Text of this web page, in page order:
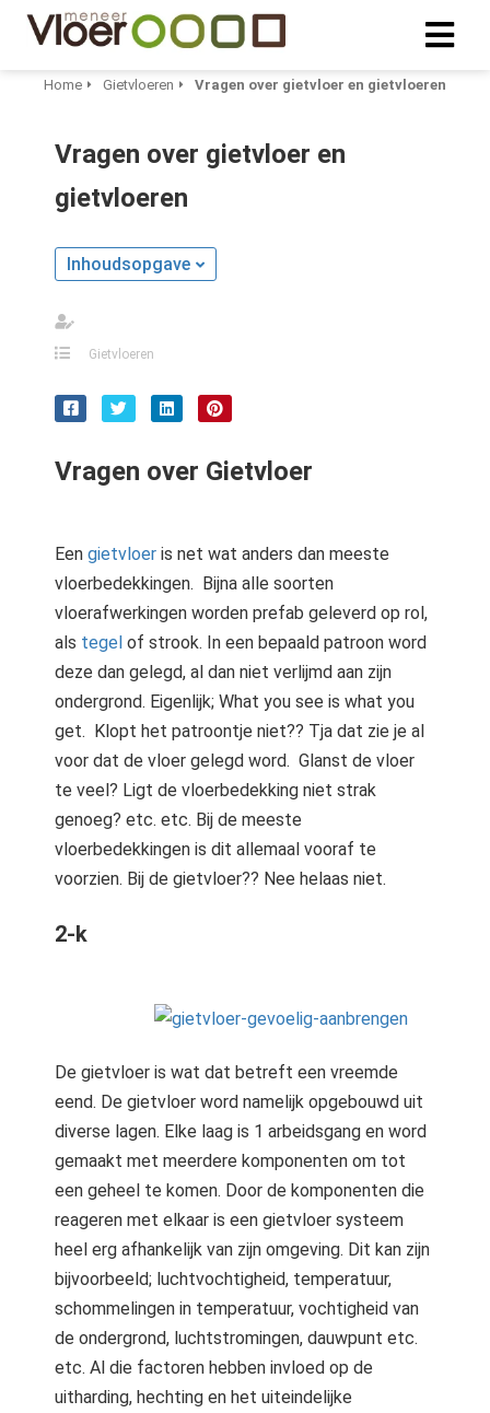
Home Gietvloeren Vragen over gietvloer en gietvloeren
Vragen over gietvloer en
gietvloeren
Inhoudsopgave
Gietvloeren
Vragen over Gietvloer
Een gietvloer is net wat anders dan meeste
vloerbedekkingen. Bijna alle soorten
vloerafwerkingen worden prefab geleverd op rol,
als tegel of strook. In een bepaald patroon word
deze dan gelegd, al dan niet verlijmd aan zijn
ondergrond. Eigenlijk; What you see is what you
get. Klopt het patroontje niet?? Tja dat zie je al
voor dat de vloer gelegd word. Glanst de vloer
te veel? Ligt de vloerbedekking niet strak
genoeg? etc. etc. Bij de meeste
vloerbedekkingen is dit allemaal vooraf te
voorzien. Bij de gietvloer?? Nee helaas niet.
2-k
De gietvloer is wat dat betreft een vreemde
eend. De gietvloer word namelijk opgebouwd uit
diverse lagen. Elke laag is 1 arbeidsgang en word
gemaakt met meerdere komponenten om tot
een geheel te komen. Door de komponenten die
reageren met elkaar is een gietvloer systeem
heel erg afhankelijk van zijn omgeving. Dit kan zijn
bijvoorbeeld; luchtvochtigheid, temperatuur,
schommelingen in temperatuur, vochtigheid van
de ondergrond, luchtstromingen, dauwpunt etc.
etc. Al die factoren hebben invloed op de
uitharding, hechting en het uiteindelijke
om
gebruikt
over
op
gebruikt
van